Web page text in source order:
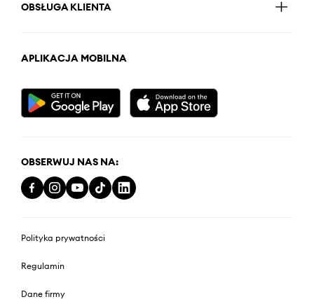
OBSŁUGA KLIENTA
APLIKACJA MOBILNA
OBSERWUJ NAS NA:
Polityka prywatności
Regulamin
Dane firmy